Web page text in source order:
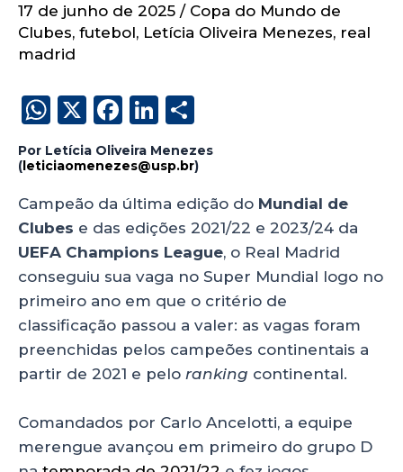
17 de junho de 2025 / Copa do Mundo de
Clubes, futebol, Letícia Oliveira Menezes, real
madrid
W
h
a
ts
A
p
p
X
F
a
c
e
b
o
o
k
Li
n
k
e
dI
n
h
a
re
Por Letícia Oliveira Menezes
(leticiaomenezes@usp.br)
Campeão da última edição do Mundial de
Clubes e das edições 2021/22 e 2023/24 da
UEFA Champions League, o Real Madrid
conseguiu sua vaga no Super Mundial logo no
primeiro ano em que o critério de
classificação passou a valer: as vagas foram
preenchidas pelos campeões continentais a
partir de 2021 e pelo ranking continental.
Comandados por Carlo Ancelotti, a equipe
merengue avançou em primeiro do grupo D